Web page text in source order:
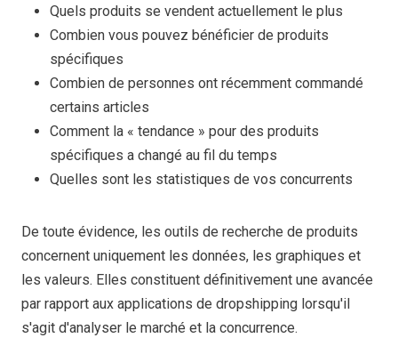
Quels produits se vendent actuellement le plus
Combien vous pouvez bénéficier de produits
spécifiques
Combien de personnes ont récemment commandé
certains articles
Comment la « tendance » pour des produits
spécifiques a changé au fil du temps
Quelles sont les statistiques de vos concurrents
De toute évidence, les outils de recherche de produits
concernent uniquement les données, les graphiques et
les valeurs. Elles constituent définitivement une avancée
par rapport aux applications de dropshipping lorsqu'il
s'agit d'analyser le marché et la concurrence.